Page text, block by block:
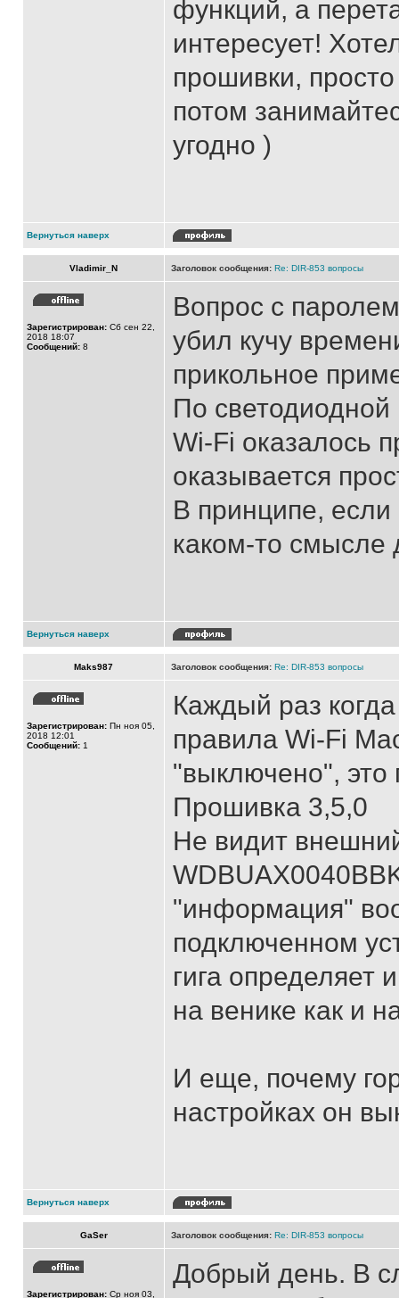
функций, а
интересует!
прошивки,
потом
угодно )
Вернуться наверх
Vladimir_N Заголовок сообщения: Re: DIR-853 вопросы
Зарегистрирован: Сб сен 22,
2018 18:07
Сообщений: 8
Вопрос с
убил кучу
прикольное
По
Wi-Fi оказалось
оказывается
В принципе,
каком-то
Вернуться наверх
Maks987 Заголовок сообщения: Re: DIR-853 вопросы
Зарегистрирован: Пн ноя 05,
2018 12:01
Сообщений: 1
Каждый раз
правила Wi-Fi
"выключено", это
Прошивка 3,5,0
Не видит
"информация"
подключенном
гига определяет
на венике как и
И еще, почему
настройках он
Вернуться наверх
GaSer Заголовок сообщения: Re: DIR-853 вопросы
Зарегистрирован: Ср ноя 03,
Добрый день. В